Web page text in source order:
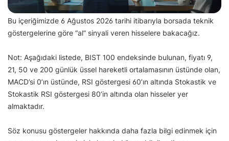
Bu içeriğimizde 6 Ağustos 2026 tarihi itibarıyla borsada teknik
göstergelerine göre “al” sinyali veren hisselere bakacağız.
Not: Aşağıdaki listede, BIST 100 endeksinde bulunan, fiyatı 9,
21, 50 ve 200 günlük üssel hareketli ortalamasının üstünde olan,
MACD’si 0’ın üstünde, RSI göstergesi 60’ın altında Stokastik ve
Stokastik RSI göstergesi 80’in altında olan hisseler yer
almaktadır.
Söz konusu göstergeler hakkında daha fazla bilgi edinmek için